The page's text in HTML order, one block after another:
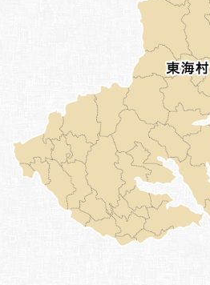
軍と言われた十八代当主となる義
いたとも言われています。そし
たのである。
す。場所は、筑波山の麓に、山肌
は関東でも最大級の大きな五輪
の辺りは鎌倉御家人で勢力を持っ